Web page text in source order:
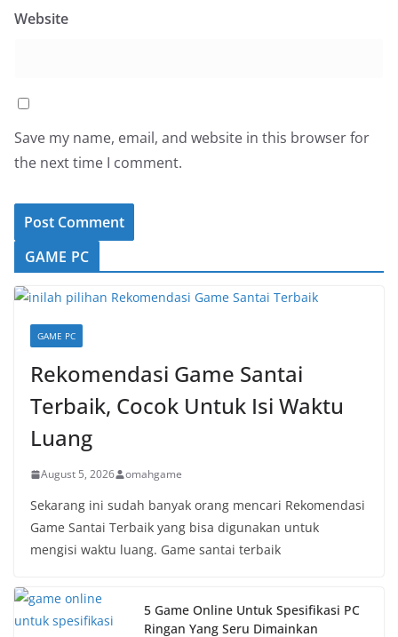
Website
Save my name, email, and website in this browser for
the next time I comment.
GAME PC
GAME PC
Rekomendasi Game Santai
Terbaik, Cocok Untuk Isi Waktu
Luang
August 5, 2026 omahgame
Sekarang ini sudah banyak orang mencari Rekomendasi
Game Santai Terbaik yang bisa digunakan untuk
mengisi waktu luang. Game santai terbaik
5 Game Online Untuk Spesifikasi PC
Ringan Yang Seru Dimainkan